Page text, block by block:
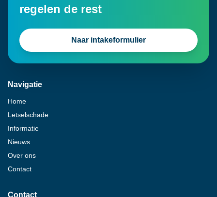
regelen de rest
Naar intakeformulier
Navigatie
Home
Letselschade
Informatie
Nieuws
Over ons
Contact
Contact